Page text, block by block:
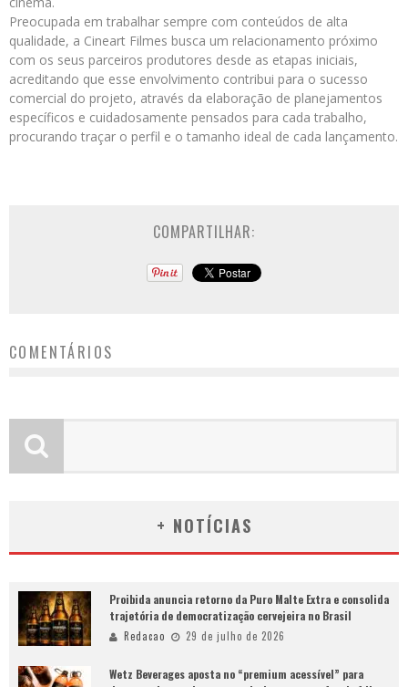
Preocupada em trabalhar sempre com conteúdos de alta
qualidade, a Cineart Filmes busca um relacionamento próximo
com os seus parceiros produtores desde as etapas iniciais,
acreditando que esse envolvimento contribui para o sucesso
comercial do projeto, através da elaboração de planejamentos
específicos e cuidadosamente pensados para cada trabalho,
procurando traçar o perfil e o tamanho ideal de cada lançamento.
COMPARTILHAR:
COMENTÁRIOS
+ NOTÍCIAS
Proibida anuncia retorno da Puro Malte Extra e consolida
trajetória de democratização cervejeira no Brasil
Redacao 29 de julho de 2026
Wetz Beverages aposta no “premium acessível” para